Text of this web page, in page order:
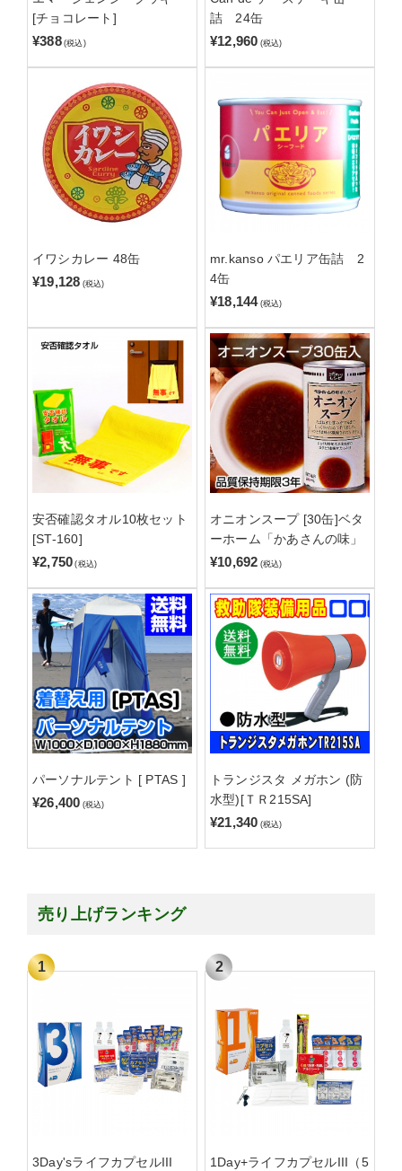
[チョコレート]
¥388 (税込)
詰 24缶
¥12,960 (税込)
イワシカレー 48缶
¥19,128 (税込)
mr.kanso パエリア缶詰 2
4缶
¥18,144 (税込)
安否確認タオル10枚セット
[ST-160]
¥2,750 (税込)
オニオンスープ [30缶]ベタ
ーホーム「かあさんの味」
¥10,692 (税込)
パーソナルテント [ PTAS ]
¥26,400 (税込)
トランジスタ メガホン (防
水型)[ＴＲ215SA]
¥21,340 (税込)
売り上げランキング
3Day'sライフカプセルIII
1Day+ライフカプセルIII（5